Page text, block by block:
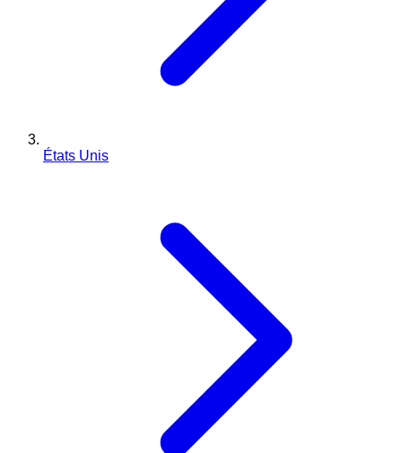
États Unis